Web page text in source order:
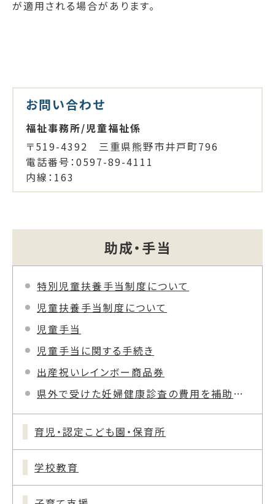
が適用される場合があります。
お問い合わせ
福祉事務所/児童福祉係
〒519-4392 三重県熊野市井戸町796
電話番号：0597-89-4111
内線：163
助成・手当
特別児童扶養手当制度について
児童扶養手当制度について
児童手当
児童手当に関する手続き
出産祝いレインボー商品券
県外で受けた妊婦健康診査の費用を補助します
育児・認定こども園・保育所
学校教育